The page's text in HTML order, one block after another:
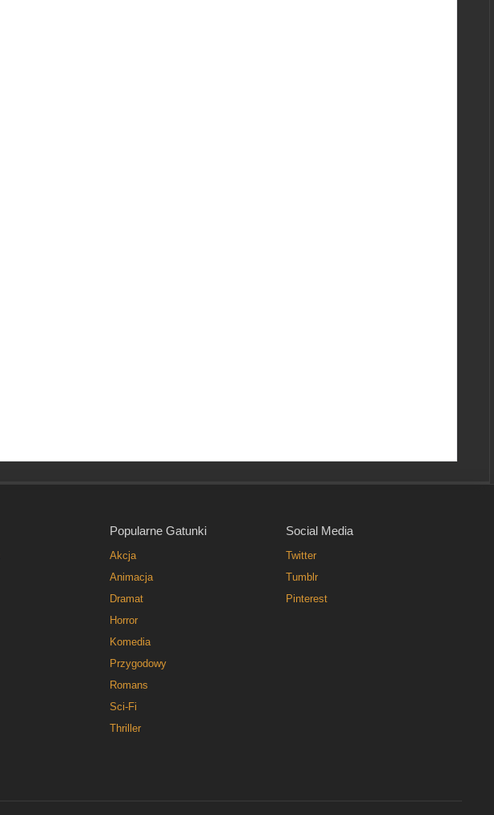
Popularne Gatunki
Akcja
Animacja
Dramat
Horror
Komedia
Przygodowy
Romans
Sci-Fi
Thriller
Social Media
Twitter
Tumblr
Pinterest